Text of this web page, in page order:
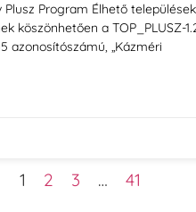
Plusz Program Élhető települések
köszönhetően a TOP_PLUSZ-
azonosítószámú, „Kázméri
1 2 3 … 41